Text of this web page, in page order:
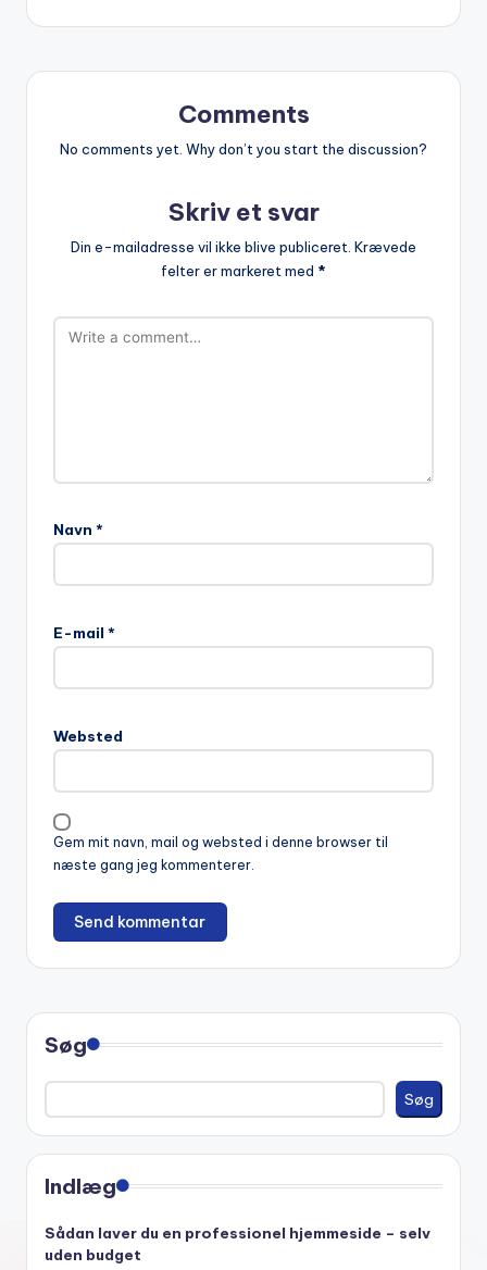
Comments
No comments yet. Why don’t you start the discussion?
Skriv et svar
Din e-mailadresse vil ikke blive publiceret. Krævede
felter er markeret med *
Navn *
E-mail *
Websted
Gem mit navn, mail og websted i denne browser til
næste gang jeg kommenterer.
t
a
i
v
e
:
Søg
Søg
Indlæg
Sådan laver du en professionel hjemmeside – selv
uden budget